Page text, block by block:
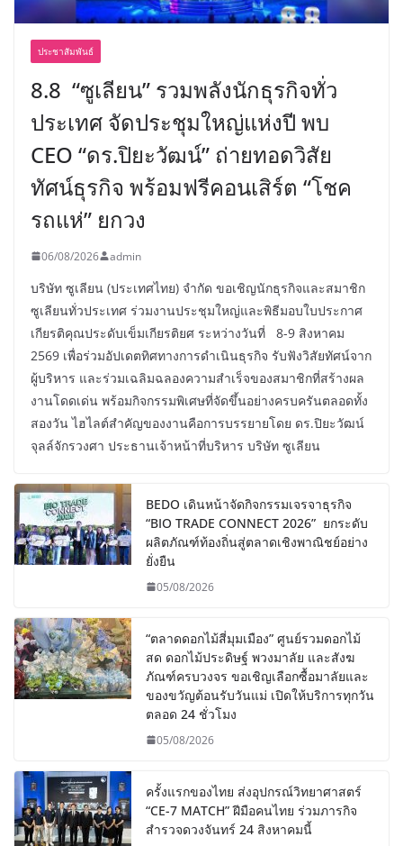
ประชาสัมพันธ์
8.8 “ซูเลียน” รวมพลังนักธุรกิจทั่ว
ประเทศ จัดประชุมใหญ่แห่งปี พบ
CEO “ดร.ปิยะวัฒน์” ถ่ายทอดวิสัย
ทัศน์ธุรกิจ พร้อมฟรีคอนเสิร์ต “โชค
รถแห่” ยกวง
06/08/2026 admin
บริษัท ซูเลียน (ประเทศไทย) จำกัด ขอเชิญนักธุรกิจและสมาชิก
ซูเลียนทั่วประเทศ ร่วมงานประชุมใหญ่และพิธีมอบใบประกาศ
เกียรติคุณประดับเข็มเกียรติยศ ระหว่างวันที่ 8-9 สิงหาคม
2569 เพื่อร่วมอัปเดตทิศทางการดำเนินธุรกิจ รับฟังวิสัยทัศน์จาก
ผู้บริหาร และร่วมเฉลิมฉลองความสำเร็จของสมาชิกที่สร้างผล
งานโดดเด่น พร้อมกิจกรรมพิเศษที่จัดขึ้นอย่างครบครันตลอดทั้ง
สองวัน ไฮไลต์สำคัญของงานคือการบรรยายโดย ดร.ปิยะวัฒน์
จุลล์จักรวงศา ประธานเจ้าหน้าที่บริหาร บริษัท ซูเลียน
BEDO เดินหน้าจัดกิจกรรมเจรจาธุรกิจ
“BIO TRADE CONNECT 2026” ยกระดับ
ผลิตภัณฑ์ท้องถิ่นสู่ตลาดเชิงพาณิชย์อย่าง
ยั่งยืน
05/08/2026
“ตลาดดอกไม้สี่มุมเมือง” ศูนย์รวมดอกไม้
สด ดอกไม้ประดิษฐ์ พวงมาลัย และสังฆ
ภัณฑ์ครบวงจร ขอเชิญเลือกซื้อมาลัยและ
ของขวัญต้อนรับวันแม่ เปิดให้บริการทุกวัน
ตลอด 24 ชั่วโมง
05/08/2026
ครั้งแรกของไทย ส่งอุปกรณ์วิทยาศาสตร์
“CE-7 MATCH” ฝีมือคนไทย ร่วมภารกิจ
สำรวจดวงจันทร์ 24 สิงหาคมนี้